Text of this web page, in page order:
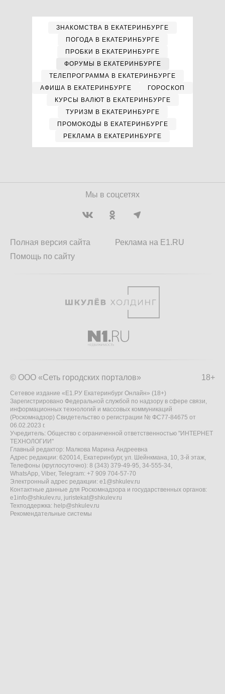
ЗНАКОМСТВА В ЕКАТЕРИНБУРГЕ
ПОГОДА В ЕКАТЕРИНБУРГЕ
ПРОБКИ В ЕКАТЕРИНБУРГЕ
ФОРУМЫ В ЕКАТЕРИНБУРГЕ
ТЕЛЕПРОГРАММА В ЕКАТЕРИНБУРГЕ
АФИША В ЕКАТЕРИНБУРГЕ
ГОРОСКОП
КУРСЫ ВАЛЮТ В ЕКАТЕРИНБУРГЕ
ТУРИЗМ В ЕКАТЕРИНБУРГЕ
ПРОМОКОДЫ В ЕКАТЕРИНБУРГЕ
РЕКЛАМА В ЕКАТЕРИНБУРГЕ
Мы в соцсетях
Полная версия сайта
Помощь по сайту
Реклама на E1.RU
18+
© ООО «Сеть городских порталов»
Сетевое издание «Е1.РУ Екатеринбург Онлайн» (18+)
Зарегистрировано Федеральной службой по надзору в сфере связи,
информационных технологий и массовых коммуникаций
(Роскомнадзор) Свидетельство о регистрации № ФС77-84675 от
06.02.2023 г.
Учредитель: Общество с ограниченной ответственностью "ИНТЕРНЕТ
ТЕХНОЛОГИИ"
Главный редактор: Малкова Марина Андреевна
Адрес редакции: 620014, Екатеринбург, ул. Шейнкмана, 10, 3-й этаж,
Телефоны (круглосуточно): 8 (343) 379-49-95, 34-555-34,
WhatsApp, Viber, Telegram: +7 909 704-57-70
Электронный адрес редакции: e1@shkulev.ru
Контактные данные для Роскомнадзора и государственных органов:
e1info@shkulev.ru, juristekat@shkulev.ru
Техподдержка: help@shkulev.ru
Рекомендательные системы